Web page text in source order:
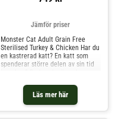
Läs mer här
Jämför priser
Monster Cat Adult Grain Free
Sterilised Turkey & Chicken Har du
en kastrerad katt? En katt som
spenderar större delen av sin tid
sig vikt, eller redan är åt det
rundare hållet? Då kan Monster
Cat Adult Grain Free Sterilised